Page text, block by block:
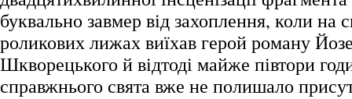
буквально завмер від захоплення, коли на
роликових лижах виїхав герой роману
Шкворецького й відтоді майже півтори
справжнього свята вже не полишало